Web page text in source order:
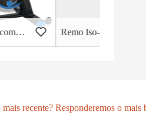
Lateral -DHS-3011
recente? Responderemos o